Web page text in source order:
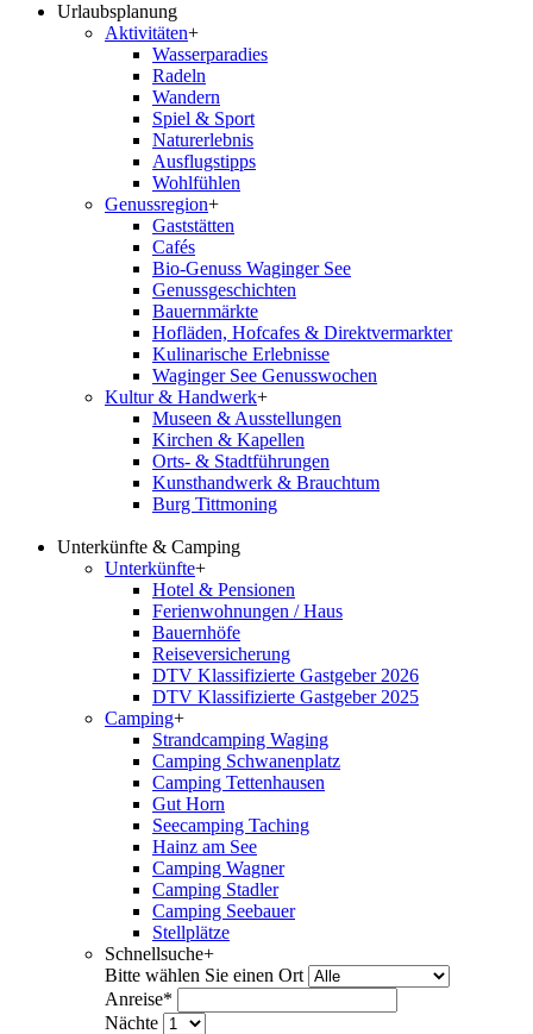
Urlaubsplanung
Aktivitäten+
Wasserparadies
Radeln
Wandern
Spiel & Sport
Naturerlebnis
Ausflugstipps
Wohlfühlen
Genussregion+
Gaststätten
Cafés
Bio-Genuss Waginger See
Genussgeschichten
Bauernmärkte
Hofläden, Hofcafes & Direktvermarkter
Kulinarische Erlebnisse
Waginger See Genusswochen
Kultur & Handwerk+
Museen & Ausstellungen
Kirchen & Kapellen
Orts- & Stadtführungen
Kunsthandwerk & Brauchtum
Burg Tittmoning
Unterkünfte & Camping
Unterkünfte+
Hotel & Pensionen
Ferienwohnungen / Haus
Bauernhöfe
Reiseversicherung
DTV Klassifizierte Gastgeber 2026
DTV Klassifizierte Gastgeber 2025
Camping+
Strandcamping Waging
Camping Schwanenplatz
Camping Tettenhausen
Gut Horn
Seecamping Taching
Hainz am See
Camping Wagner
Camping Stadler
Camping Seebauer
Stellplätze
Schnellsuche+
Bitte wählen Sie einen Ort
Anreise*
Nächte